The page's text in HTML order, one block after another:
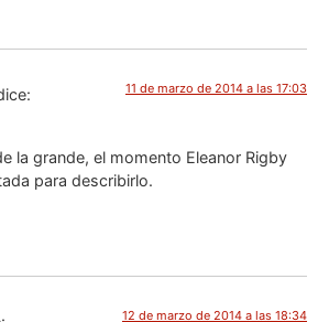
11 de marzo de 2014 a las 17:03
la grande, el momento Eleanor Rigby
para describirlo.
12 de marzo de 2014 a las 18:34